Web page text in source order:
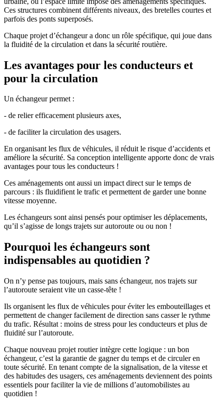
Ces structures combinent différents niveaux, des bretelles courtes et
parfois des ponts superposés.
Chaque projet d’échangeur a donc un rôle spécifique, qui joue dans
la fluidité de la circulation et dans la sécurité routière.
Les avantages pour les conducteurs et
pour la circulation
Un échangeur permet :
- de relier efficacement plusieurs axes,
- de faciliter la circulation des usagers.
En organisant les flux de véhicules, il réduit le risque d’accidents et
améliore la sécurité. Sa conception intelligente apporte donc de vrais
avantages pour tous les conducteurs !
Ces aménagements ont aussi un impact direct sur le temps de
parcours : ils fluidifient le trafic et permettent de garder une bonne
vitesse moyenne.
Les échangeurs sont ainsi pensés pour optimiser les déplacements,
qu’il s’agisse de longs trajets sur autoroute ou ou non !
Pourquoi les échangeurs sont
indispensables au quotidien ?
On n’y pense pas toujours, mais sans échangeur, nos trajets sur
l’autoroute seraient vite un casse-tête !
Ils organisent les flux de véhicules pour éviter les embouteillages et
permettent de changer facilement de direction sans casser le rythme
du trafic. Résultat : moins de stress pour les conducteurs et plus de
fluidité sur l’autoroute.
Chaque nouveau projet routier intègre cette logique : un bon
échangeur, c’est la garantie de gagner du temps et de circuler en
toute sécurité. En tenant compte de la signalisation, de la vitesse et
des habitudes des usagers, ces aménagements deviennent des points
essentiels pour faciliter la vie de millions d’automobilistes au
quotidien !